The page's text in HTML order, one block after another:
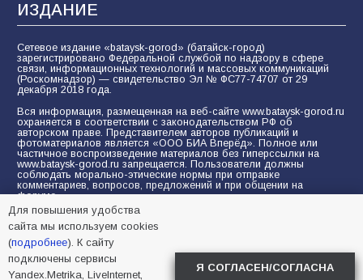
ИЗДАНИЕ
Сетевое издание «bataysk-gorod» (батайск-город)
зарегистрировано Федеральной службой по надзору в сфере
связи, информационных технологий и массовых коммуникаций
(Роскомнадзор) — свидетельство Эл № ФС77-74707 от 29
декабря 2018 года.
Вся информация, размещенная на веб-сайте www.bataysk-gorod.ru
охраняется в соответствии с законодательством РФ об
авторском праве. Представителем авторов публикаций и
фотоматериалов является «ООО БИА Вперёд». Полное или
частичное воспроизведение материалов без гиперссылки на
www.bataysk-gorod.ru запрещается. Пользователи должны
соблюдать морально-этические нормы при отправке
комментариев, вопросов, предложений и при общении на
форуме.
Политика конфиденциальности и защиты информации
Согласие на обработку персональных данных с помощью
сервисов Yandex.Metrika, LiveInternet, top.mail.ru
Для повышения удобства
сайта мы используем cookies
(подробнее). К сайту
подключены сервисы
Yandex.Metrika, LiveInternet,
Я СОГЛАСЕН/СОГЛАСНА